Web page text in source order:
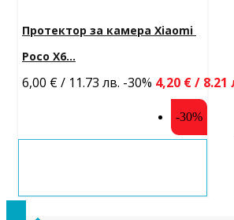
Протектор за камера Xiaomi
Poco X6...
6,00 € / 11.73 лв. -30% 4,20 € / 8.21
-30%